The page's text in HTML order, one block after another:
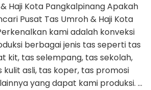
Haji Kota Pangkalpinang Apakah
Pusat Tas Umroh & Haji Kota
kami adalah konveksi
berbagai jenis tas seperti tas
kit, tas selempang, tas sekolah,
asli, tas koper, tas promosi
yang dapat kami produksi. …